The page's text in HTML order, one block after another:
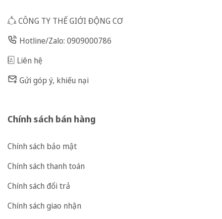
CÔNG TY THẾ GIỚI ĐỘNG CƠ
Hotline/Zalo: 0909000786
Liên hệ
Gửi góp ý, khiếu nại
Chính sách bán hàng
Chính sách bảo mật
Chính sách thanh toán
Chính sách đổi trả
Chính sách giao nhận